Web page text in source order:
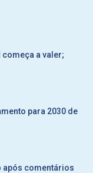
a valer;
para 2030 de
após comentários